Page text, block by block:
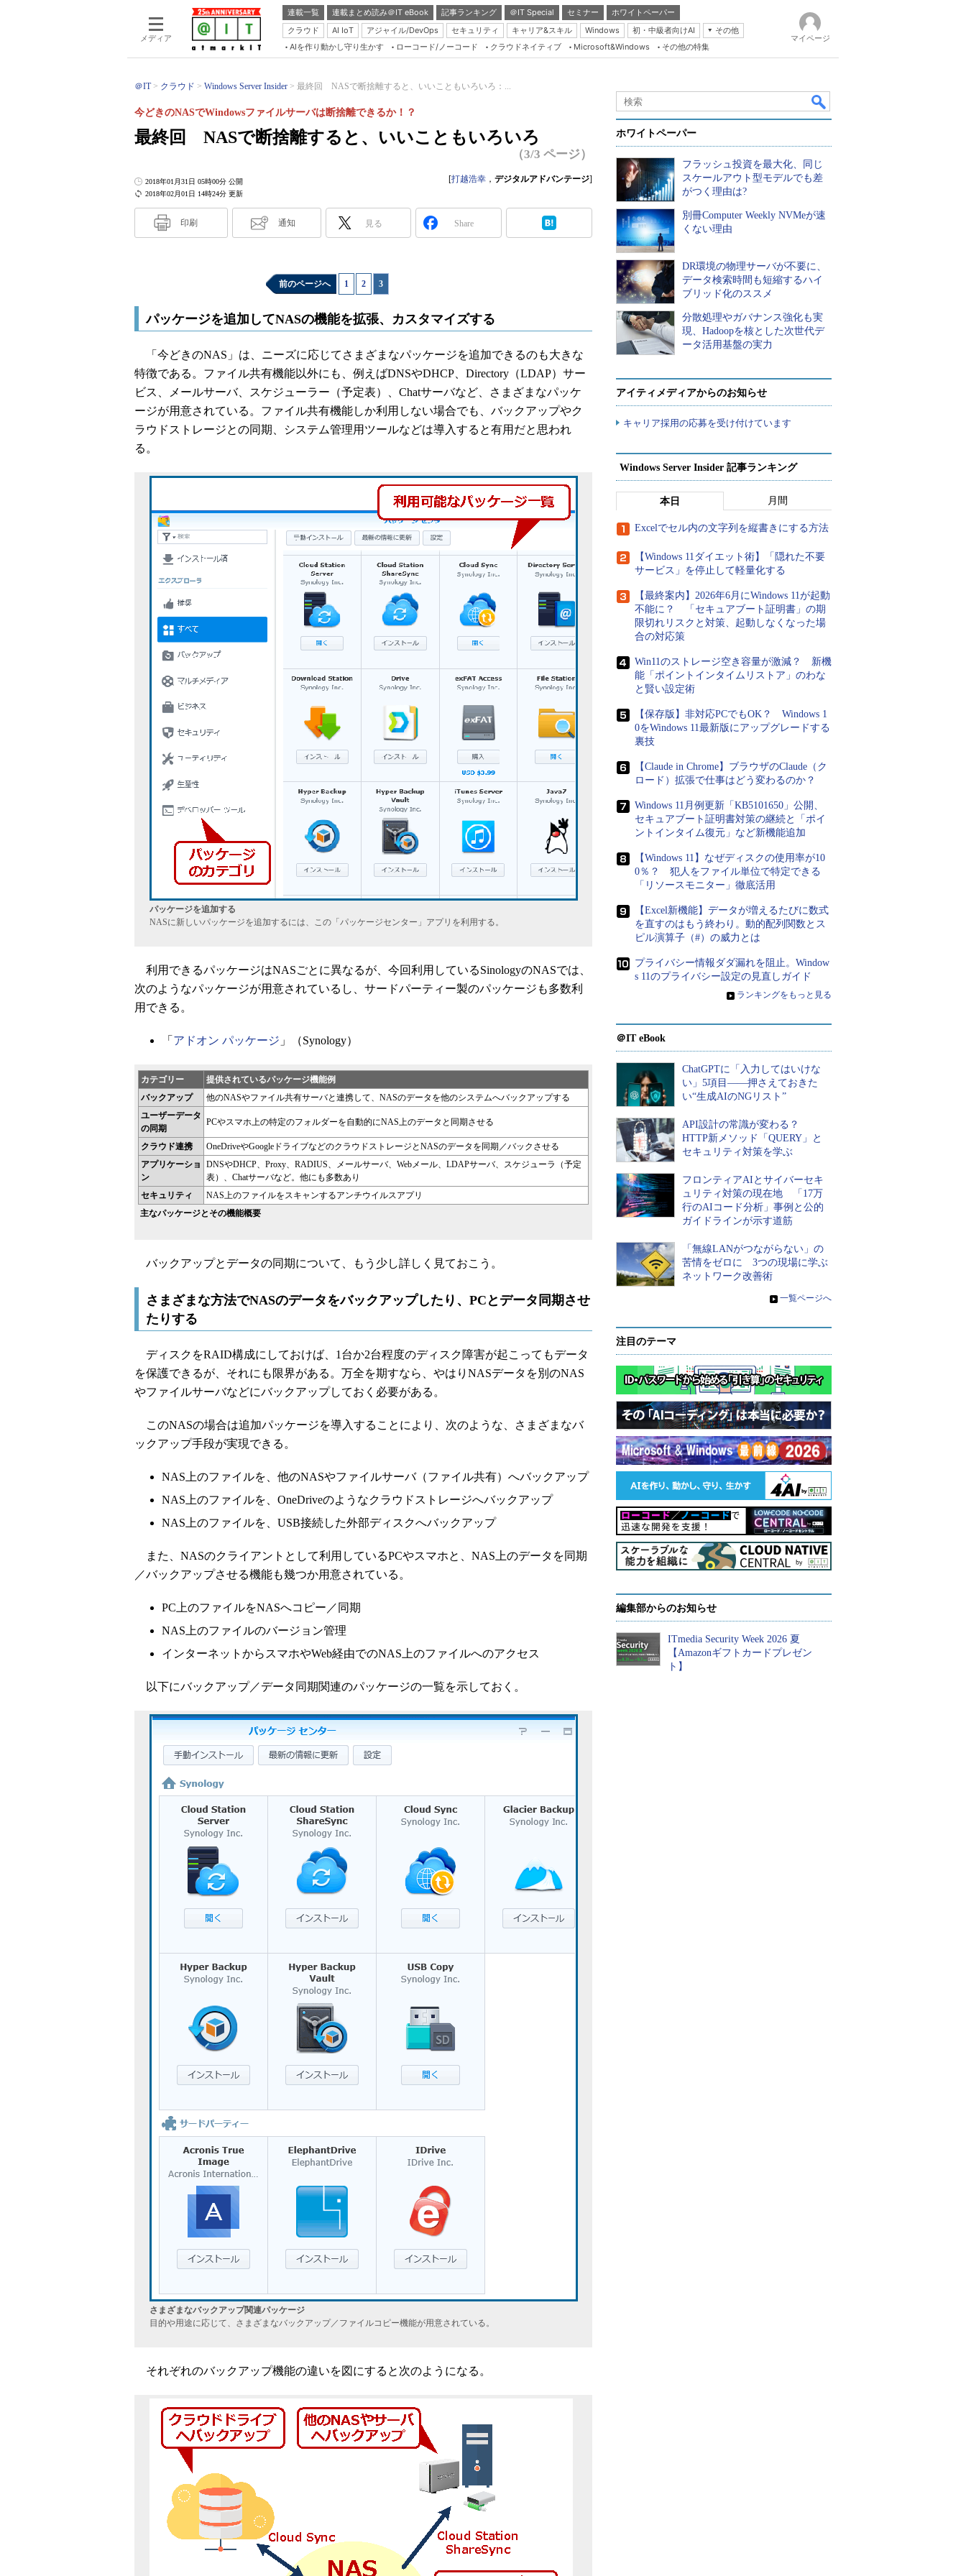
メディア
連載一覧 連載まとめ読み＠IT eBook 記事ランキング ＠IT Special セミナー
ホワイトペーパー
クラウド
AI IoT アジャイル/DevOps セキュリティ キャリア&スキル Windows 初・中級者向けAI
その他
Server & Storage
Database Expert
Master of IP Network
Security & Trust
AIを作り動かし守り生かす ローコード/ノーコード クラウドネイティブ Microsoft&Windows その他の特集
マイページ
＠IT クラウド Windows Server Insider 最終回 NASで断捨離すると、いいこともいろいろ：...
最終回 NASで断捨離すると、いいこともいろいろ
今どきのNASでWindowsファイルサーバは断捨離できるか！？
（3/3 ページ）
2018年02月01日 14時24分 更新
2018年01月31日 05時00分 公開 [打越浩幸 ， デジタルアドバンテージ]
印刷 通知 見る Share
前のページへ 1 2 3
パッケージを追加してNASの機能を拡張、カスタマイズする
「今どきのNAS」は、ニーズに応じてさまざまなパッケージを追加できるのも大きな
特徴である。ファイル共有機能以外にも、例えばDNSやDHCP、Directory（LDAP）サー
ビス、メールサーバ、スケジューラー（予定表）、Chatサーバなど、さまざまなパッケ
ージが用意されている。ファイル共有機能しか利用しない場合でも、バックアップやク
ラウドストレージとの同期、システム管理用ツールなどは導入すると有用だと思われ
る。
パッケージを追加する
NASに新しいパッケージを追加するには、この「パッケージセンター」アプリを利用する。
利用できるパッケージはNASごとに異なるが、今回利用しているSinologyのNASでは、
次のようなパッケージが用意されているし、サードパーティー製のパッケージも多数利
用できる。
「 アドオン パッケージ 」（Synology）
カテゴリー
提供されているパッケージ機能例
バックアップ
他のNASやファイル共有サーバと連携して、NASのデータを他のシステムへバックアップする
ユーザーデータ
の同期
PCやスマホ上の特定のフォルダーを自動的にNAS上のデータと同期させる
クラウド連携
OneDriveやGoogleドライブなどのクラウドストレージとNASのデータを同期／バックさせる
アプリケーショ
ン
DNSやDHCP、Proxy、RADIUS、メールサーバ、Webメール、LDAPサーバ、スケジューラ（予定
表）、Chatサーバなど。他にも多数あり
セキュリティ
NAS上のファイルをスキャンするアンチウイルスアプリ
主なパッケージとその機能概要
バックアップとデータの同期について、もう少し詳しく見ておこう。
さまざまな方法でNASのデータをバックアップしたり、PCとデータ同期させ
たりする
ディスクをRAID構成にしておけば、1台か2台程度のディスク障害が起こってもデータ
を保護できるが、それにも限界がある。万全を期すなら、やはりNASデータを別のNAS
やファイルサーバなどにバックアップしておく必要がある。
このNASの場合は追加パッケージを導入することにより、次のような、さまざまなバ
ックアップ手段が実現できる。
NAS上のファイルを、他のNASやファイルサーバ（ファイル共有）へバックアップ
NAS上のファイルを、OneDriveのようなクラウドストレージへバックアップ
NAS上のファイルを、USB接続した外部ディスクへバックアップ
また、NASのクライアントとして利用しているPCやスマホと、NAS上のデータを同期
／バックアップさせる機能も幾つか用意されている。
PC上のファイルをNASへコピー／同期
NAS上のファイルのバージョン管理
インターネットからスマホやWeb経由でのNAS上のファイルへのアクセス
以下にバックアップ／データ同期関連のパッケージの一覧を示しておく。
さまざまなバックアップ関連パッケージ
目的や用途に応じて、さまざまなバックアップ／ファイルコピー機能が用意されている。
それぞれのバックアップ機能の違いを図にすると次のようになる。
ホワイトペーパー
フラッシュ投資を最大化、同じ
スケールアウト型モデルでも差
がつく理由は?
別冊Computer Weekly NVMeが速
くない理由
DR環境の物理サーバが不要に、
データ検索時間も短縮するハイ
ブリッド化のススメ
分散処理やガバナンス強化も実
現、Hadoopを核とした次世代デ
ータ活用基盤の実力
アイティメディアからのお知らせ
キャリア採用の応募を受け付けています
Windows Server Insider 記事ランキング
本日 月間
Excelでセル内の文字列を縦書きにする方法
【Windows 11ダイエット術】「隠れた不要
サービス」を停止して軽量化する
【最終案内】2026年6月にWindows 11が起動
不能に？ 「セキュアブート証明書」の期
限切れリスクと対策、起動しなくなった場
合の対応策
Win11のストレージ空き容量が激減？ 新機
能「ポイントインタイムリストア」のわな
と賢い設定術
【保存版】非対応PCでもOK？ Windows 1
0をWindows 11最新版にアップグレードする
裏技
【Claude in Chrome】ブラウザのClaude（ク
ロード）拡張で仕事はどう変わるのか？
Windows 11月例更新「KB5101650」公開、
セキュアブート証明書対策の継続と「ポイ
ントインタイム復元」など新機能追加
【Windows 11】なぜディスクの使用率が10
0％？ 犯人をファイル単位で特定できる
「リソースモニター」徹底活用
【Excel新機能】データが増えるたびに数式
を直すのはもう終わり。動的配列関数とス
ピル演算子（#）の威力とは
プライバシー情報ダダ漏れを阻止。Window
s 11のプライバシー設定の見直しガイド
» ランキングをもっと見る
＠IT eBook
ChatGPTに「入力してはいけな
い」5項目――押さえておきた
い“生成AIのNGリスト”
API設計の常識が変わる？
HTTP新メソッド「QUERY」と
セキュリティ対策を学ぶ
フロンティアAIとサイバーセキ
ュリティ対策の現在地 「17万
行のAIコード分析」事例と公的
ガイドラインが示す道筋
「無線LANがつながらない」の
苦情をゼロに 3つの現場に学ぶ
ネットワーク改善術
» 一覧ページへ
注目のテーマ
編集部からのお知らせ
ITmedia Security Week 2026 夏
【Amazonギフトカードプレゼン
ト】